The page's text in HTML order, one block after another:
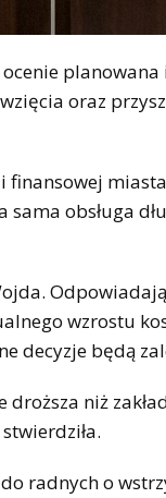
oraz
sama obsługa
wzrostu
decyzje będą
niż
radnych o